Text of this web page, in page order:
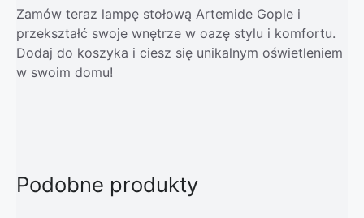
Zamów teraz lampę stołową Artemide Gople i
przekształć swoje wnętrze w oazę stylu i komfortu.
Dodaj do koszyka i ciesz się unikalnym oświetleniem
w swoim domu!
Podobne produkty